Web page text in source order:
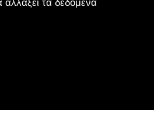
τα δεδομένα